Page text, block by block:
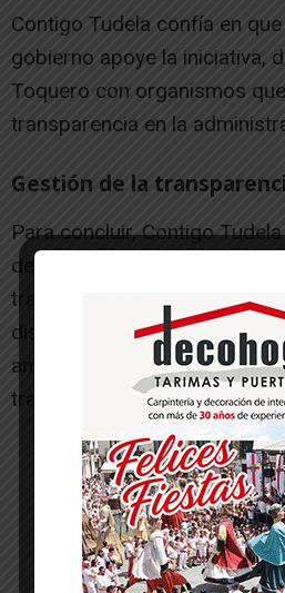
Contigo Tudela confía en
gobierno apoye la iniciativa,
Toquero con organismos
transparencia en la
Gestión de la
Para concluir, Contigo
de actuar del alcalde.
transparente, no lo es; y
discreción, mete la pata
amparándose en un ataque
transparencia», ha lamentado
-- Publicidad --